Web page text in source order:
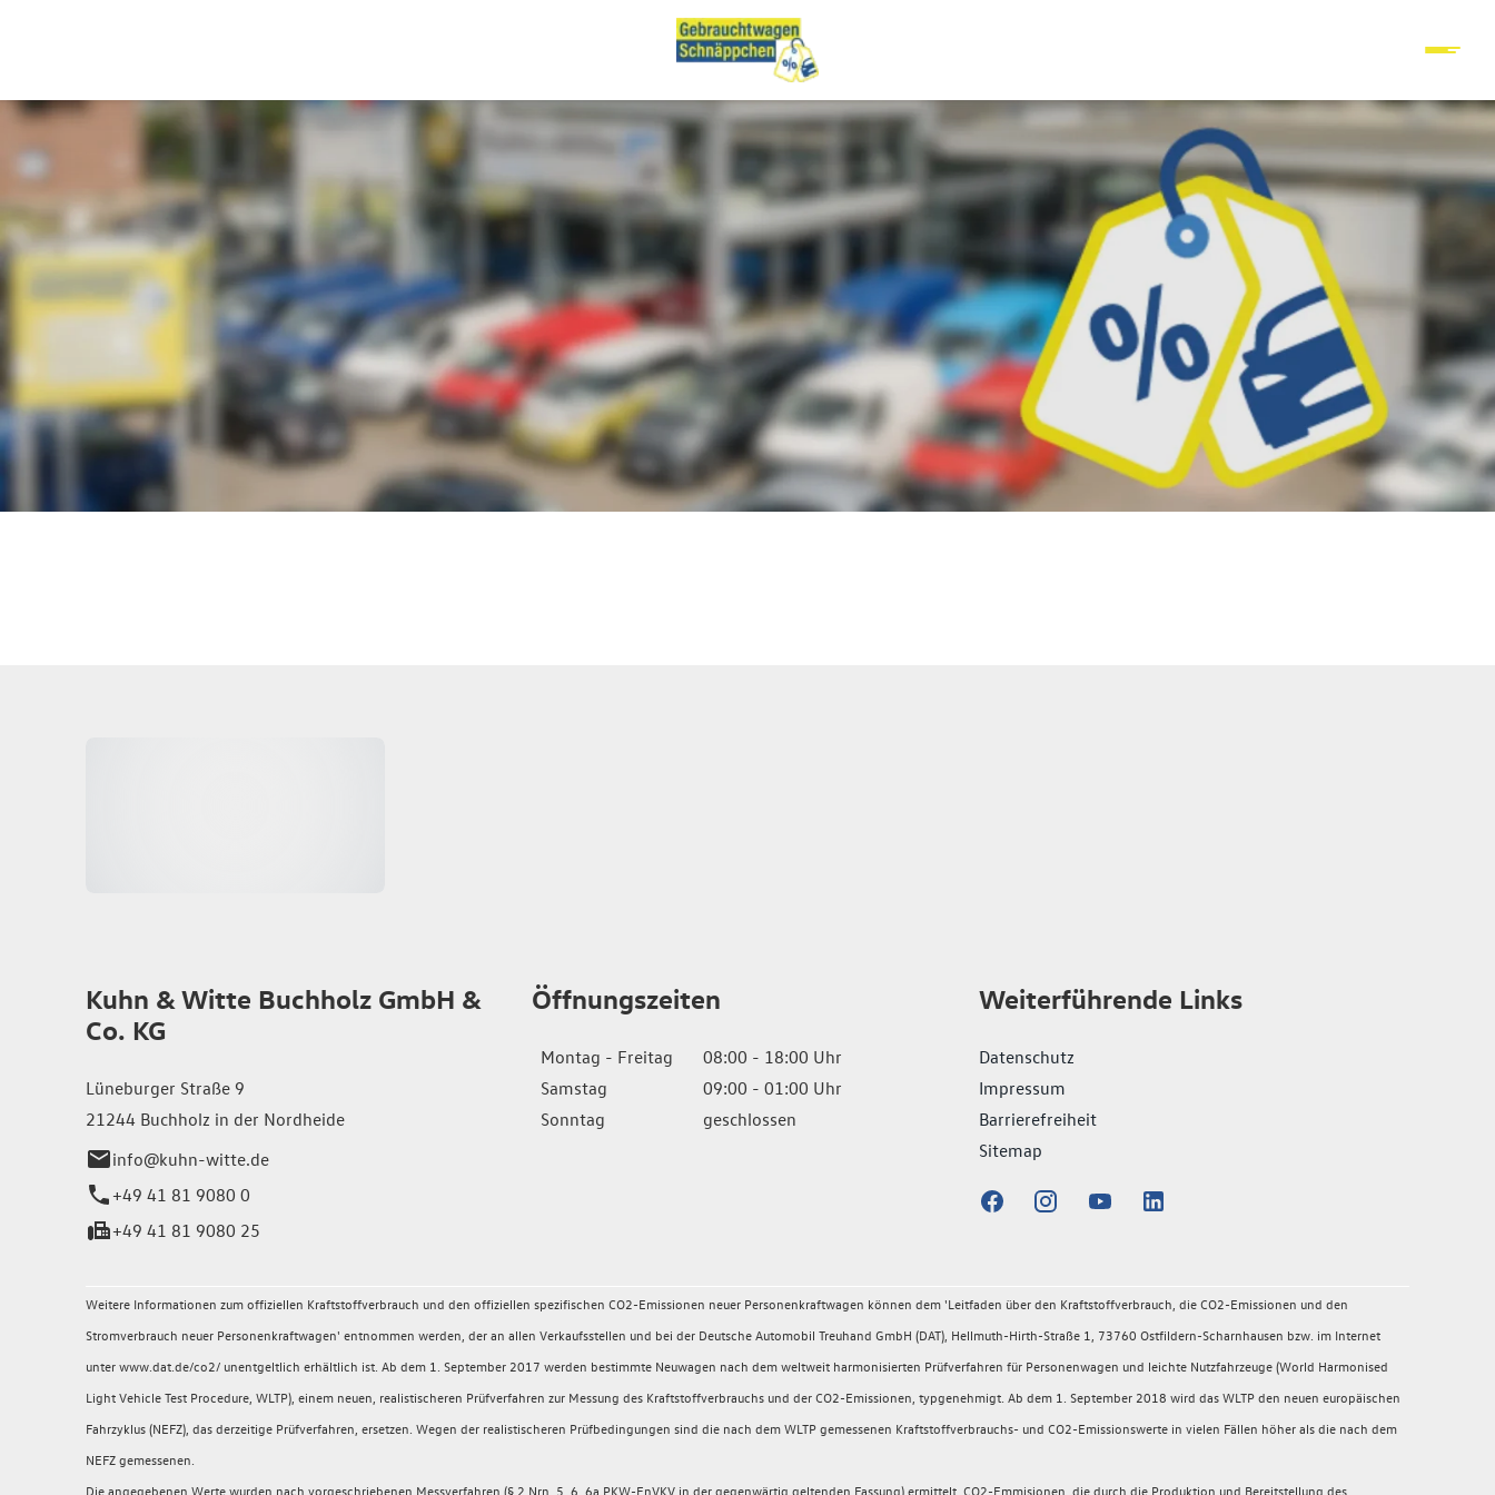
Kuhn & Witte Buchholz GmbH &
Co. KG
Lüneburger Straße 9
21244 Buchholz in der Nordheide
info@kuhn-witte.de
+49 41 81 9080 0
+49 41 81 9080 25
Öffnungszeiten
Montag - Freitag
08:00 - 18:00 Uhr
Samstag
09:00 - 01:00 Uhr
Sonntag
geschlossen
Weiterführende Links
Datenschutz
Impressum
Barrierefreiheit
Sitemap
Weitere Informationen zum offiziellen Kraftstoffverbrauch und den offiziellen spezifischen CO2-Emissionen neuer Personenkraftwagen können dem 'Leitfaden über den Kraftstoffverbrauch, die CO2-Emissionen und den
Stromverbrauch neuer Personenkraftwagen' entnommen werden, der an allen Verkaufsstellen und bei der Deutsche Automobil Treuhand GmbH (DAT), Hellmuth-Hirth-Straße 1, 73760 Ostfildern-Scharnhausen bzw. im Internet
unter www.dat.de/co2/ unentgeltlich erhältlich ist. Ab dem 1. September 2017 werden bestimmte Neuwagen nach dem weltweit harmonisierten Prüfverfahren für Personenwagen und leichte Nutzfahrzeuge (World Harmonised
Light Vehicle Test Procedure, WLTP), einem neuen, realistischeren Prüfverfahren zur Messung des Kraftstoffverbrauchs und der CO2-Emissionen, typgenehmigt. Ab dem 1. September 2018 wird das WLTP den neuen europäischen
Fahrzyklus (NEFZ), das derzeitige Prüfverfahren, ersetzen. Wegen der realistischeren Prüfbedingungen sind die nach dem WLTP gemessenen Kraftstoffverbrauchs- und CO2-Emissionswerte in vielen Fällen höher als die nach dem
NEFZ gemessenen.
Die angegebenen Werte wurden nach vorgeschriebenen Messverfahren (§ 2 Nrn. 5, 6, 6a PKW-EnVKV in der gegenwärtig geltenden Fassung) ermittelt. CO2-Emmisionen, die durch die Produktion und Bereitstellung des